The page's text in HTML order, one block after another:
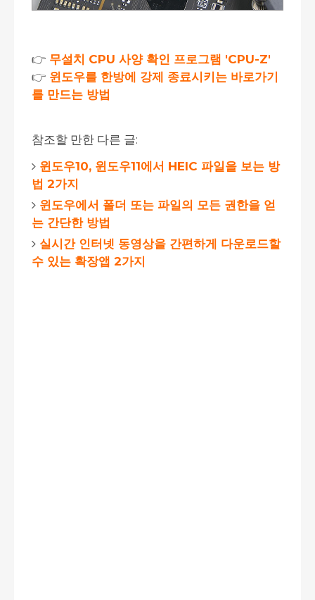
👉 무설치 CPU 사양 확인 프로그램 'CPU-Z'
👉 윈도우를 한방에 강제 종료시키는 바로가기
를 만드는 방법
참조할 만한 다른 글:
윈도우10, 윈도우11에서 HEIC 파일을 보는 방
법 2가지
윈도우에서 폴더 또는 파일의 모든 권한을 얻
는 간단한 방법
실시간 인터넷 동영상을 간편하게 다운로드할
수 있는 확장앱 2가지